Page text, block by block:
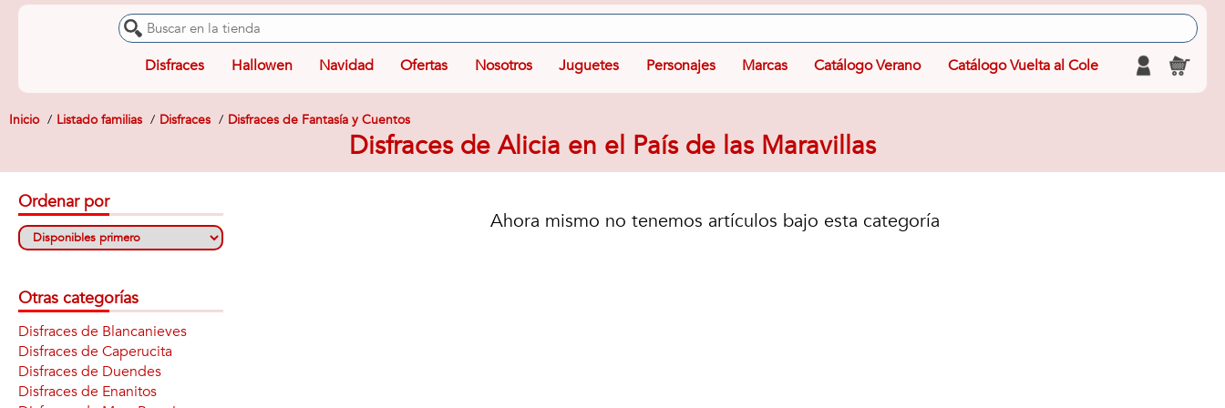
Disfraces Hallowen Navidad Ofertas Nosotros Juguetes Personajes Marcas Catálogo Verano Catálogo Vuelta al Cole
Inicio Listado familias Disfraces Disfraces de Fantasía y Cuentos
Disfraces de Alicia en el País de las Maravillas
Ahora mismo no tenemos artículos bajo esta categoría
Ordenar por
Otras categorías
Disfraces de Blancanieves
Disfraces de Caperucita
Disfraces de Duendes
Disfraces de Enanitos